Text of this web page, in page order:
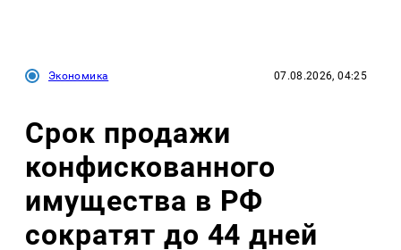
Экономика 07.08.2026, 04:25
Срок продажи
конфискованного
имущества в РФ
сократят до 44 дней